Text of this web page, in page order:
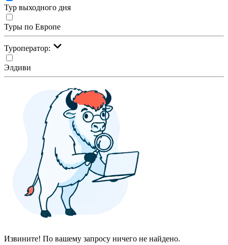
Тур выходного дня
Туры по Европе
Туроператор:
Элдиви
Извините! По вашему запросу ничего не найдено.